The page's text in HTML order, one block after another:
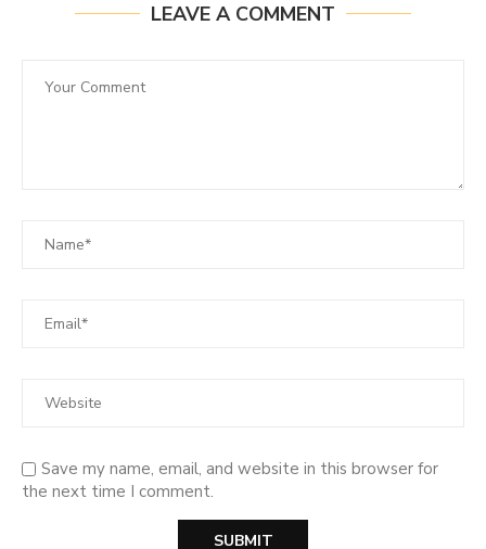
LEAVE A COMMENT
Save my name, email, and website in this browser for
the next time I comment.